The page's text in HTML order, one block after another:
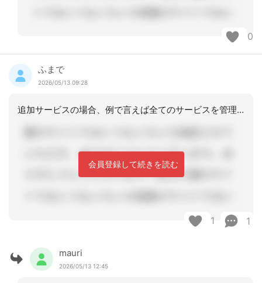
0
ふまで
2026/05/13 09:28
追加サービスの場合、例で言えば全てのサービスを管理しやすいように令和8年8月1日
会員登録して続きを読む
1 1
mauri
2026/05/13 12:45